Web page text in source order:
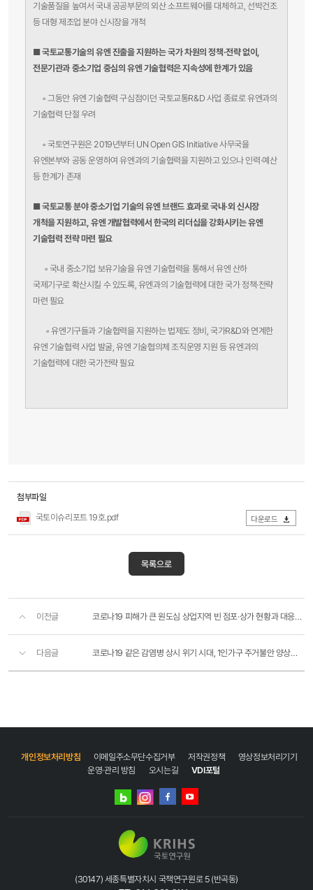
기술품질을 높여서 국내 공공부문의 외산 소프트웨어를 대체하고, 선박건조
등 대형 제조업 분야 신시장을 개척
■ 국토교통기술의 유엔 진출을 지원하는 국가 차원의 정책·전략 없이,
전문기관과 중소기업 중심의 유엔 기술협력은 지속성에 한계가 있음
◦ 그동안 유엔 기술협력 구심점이던 국토교통R&D 사업 종료로 유엔과의
기술협력 단절 우려
◦ 국토연구원은 2019년부터 UN Open GIS Initiative 사무국을
유엔본부와 공동 운영하여 유엔과의 기술협력을 지원하고 있으나 인력·예산
등 한계가 존재
■ 국토교통 분야 중소기업 기술의 유엔 브랜드 효과로 국내·외 신시장
개척을 지원하고, 유엔 개발협력에서 한국의 리더십을 강화시키는 유엔
기술협력 전략 마련 필요
◦ 국내 중소기업 보유기술을 유엔 기술협력을 통해서 유엔 산하
국제기구로 확산시킬 수 있도록, 유엔과의 기술협력에 대한 국가 정책·전략
마련 필요
◦ 유엔기구들과 기술협력을 지원하는 법제도 정비, 국가R&D와 연계한
유엔 기술협력 사업 발굴, 유엔 기술협의체 조직운영 지원 등 유엔과의
기술협력에 대한 국가전략 필요
첨부파일
국토이슈리포트 19호.pdf
다운로드
목록으로
이전글 코로나19 피해가 큰 원도심 상업지역 빈 점포·상가 현황과 대응방안은?
다음글 코로나19 같은 감염병 상시 위기 시대, 1인가구 주거불안 양상과 주거정책 시사점
개인정보처리방침 이메일주소무단수집거부 저작권정책
영상정보처리기기
운영·관리 방침
오시는길 VDI포털
네이버
인스타그램
(30147) 세종특별자치시 국책연구원로 5 (반곡동)